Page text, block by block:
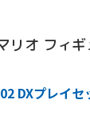
リオ フィ
DXプレイ